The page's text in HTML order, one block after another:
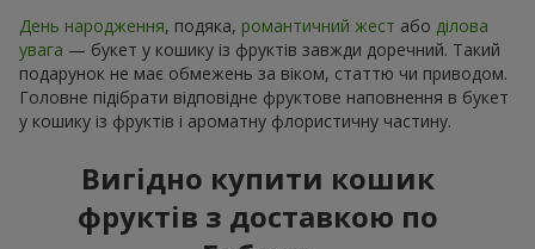
День народження, подяка, романтичний жест або ділова
увага — букет у кошику із фруктів завжди доречний. Такий
подарунок не має обмежень за віком, статтю чи приводом.
Головне підібрати відповідне фруктове наповнення в букет
у кошику із фруктів і ароматну флористичну частину.
Вигідно купити кошик
фруктів з доставкою по